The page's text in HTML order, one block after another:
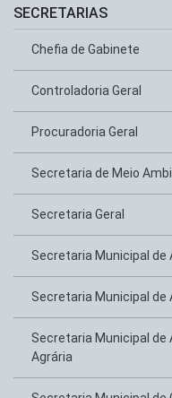
SECRETARIAS
Chefia de Gabinete
Controladoria Geral
Procuradoria Geral
Secretaria de Meio
Secretaria Geral
Secretaria Municipal de
Secretaria Municipal de
Secretaria Municipal de
Agrária